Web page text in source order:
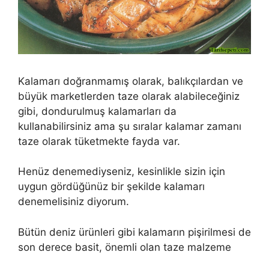
Kalamarı doğranmamış olarak, balıkçılardan ve
büyük marketlerden taze olarak alabileceğiniz
gibi, dondurulmuş kalamarları da
kullanabilirsiniz ama şu sıralar kalamar zamanı
taze olarak tüketmekte fayda var.
Henüz denemediyseniz, kesinlikle sizin için
uygun gördüğünüz bir şekilde kalamarı
denemelisiniz diyorum.
Bütün deniz ürünleri gibi kalamarın pişirilmesi de
son derece basit, önemli olan taze malzeme